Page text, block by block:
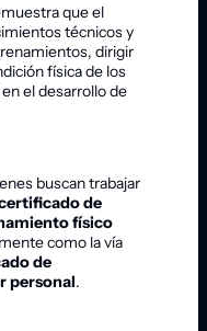
que el
técnicos y
dirigir
física de los
el desarrollo de
buscan trabajar
de
físico
como la vía
de
personal.